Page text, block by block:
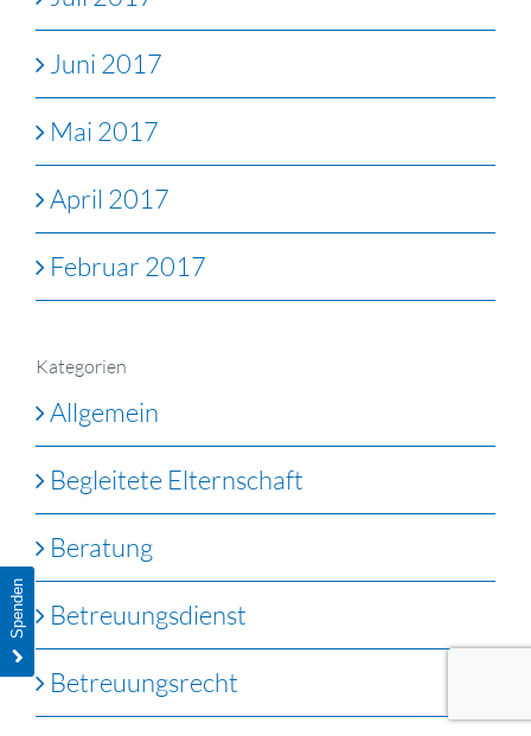
Juni 2017
Mai 2017
April 2017
Februar 2017
Kategorien
Allgemein
Begleitete Elternschaft
Beratung
Betreuungsdienst
Betreuungsrecht
Spenden